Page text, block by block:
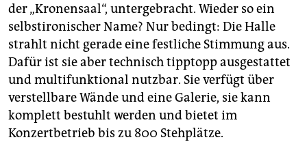
der „Kronensaal“, untergebracht. Wieder so ein
selbstironischer Name? Nur bedingt: Die Halle
strahlt nicht gerade eine festliche Stimmung aus.
Dafür ist sie aber technisch tipptopp ausgestattet
und multifunktional nutzbar. Sie verfügt über
verstellbare Wände und eine Galerie, sie kann
komplett bestuhlt werden und bietet im
Konzertbetrieb bis zu 800 Stehplätze.